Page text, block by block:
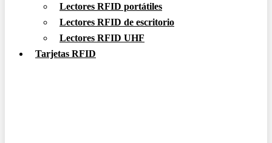
Lectores RFID portátiles
Lectores RFID de escritorio
Lectores RFID UHF
Tarjetas RFID